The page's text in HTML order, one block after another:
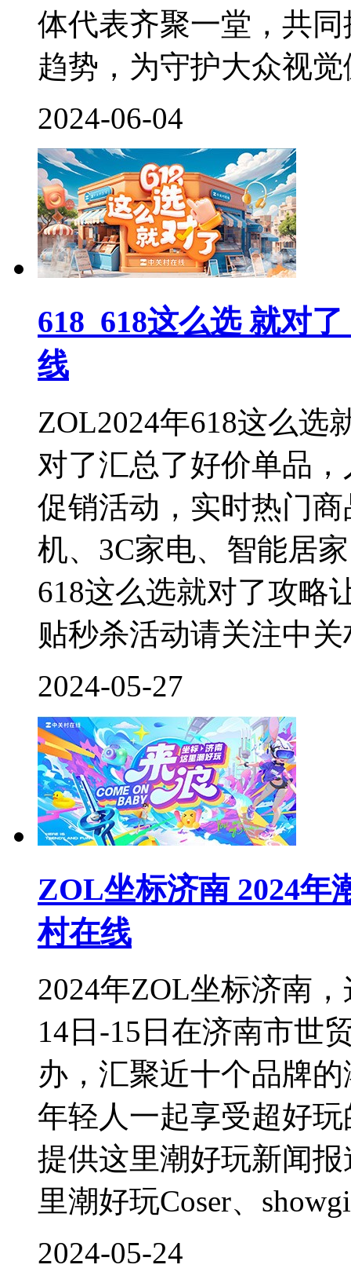
体代表齐聚一堂，共
趋势，为守护大众视
2024-06-04
618_618这么选 就对
线
ZOL2024年618这么选
对了汇总了好价单品
促销活动，实时热门
机、3C家电、智能居
618这么选就对了攻略
贴秒杀活动请关注中
2024-05-27
ZOL坐标济南 2024年
村在线
2024年ZOL坐标济南
14日-15日在济南市世
办，汇聚近十个品牌
年轻人一起享受超好
提供这里潮好玩新闻
里潮好玩Coser、
2024-05-24